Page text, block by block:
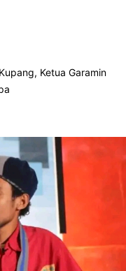
Ketua Garamin